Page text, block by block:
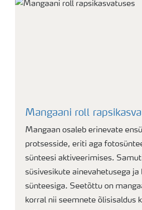
Mangaani roll
Mangaan osaleb erinevate
protsesside, eriti aga
sünteesi aktiveerimises.
süsivesikute ainevahetusega ja
sünteesiga. Seetõttu on
korral nii seemnete õlisisaldus